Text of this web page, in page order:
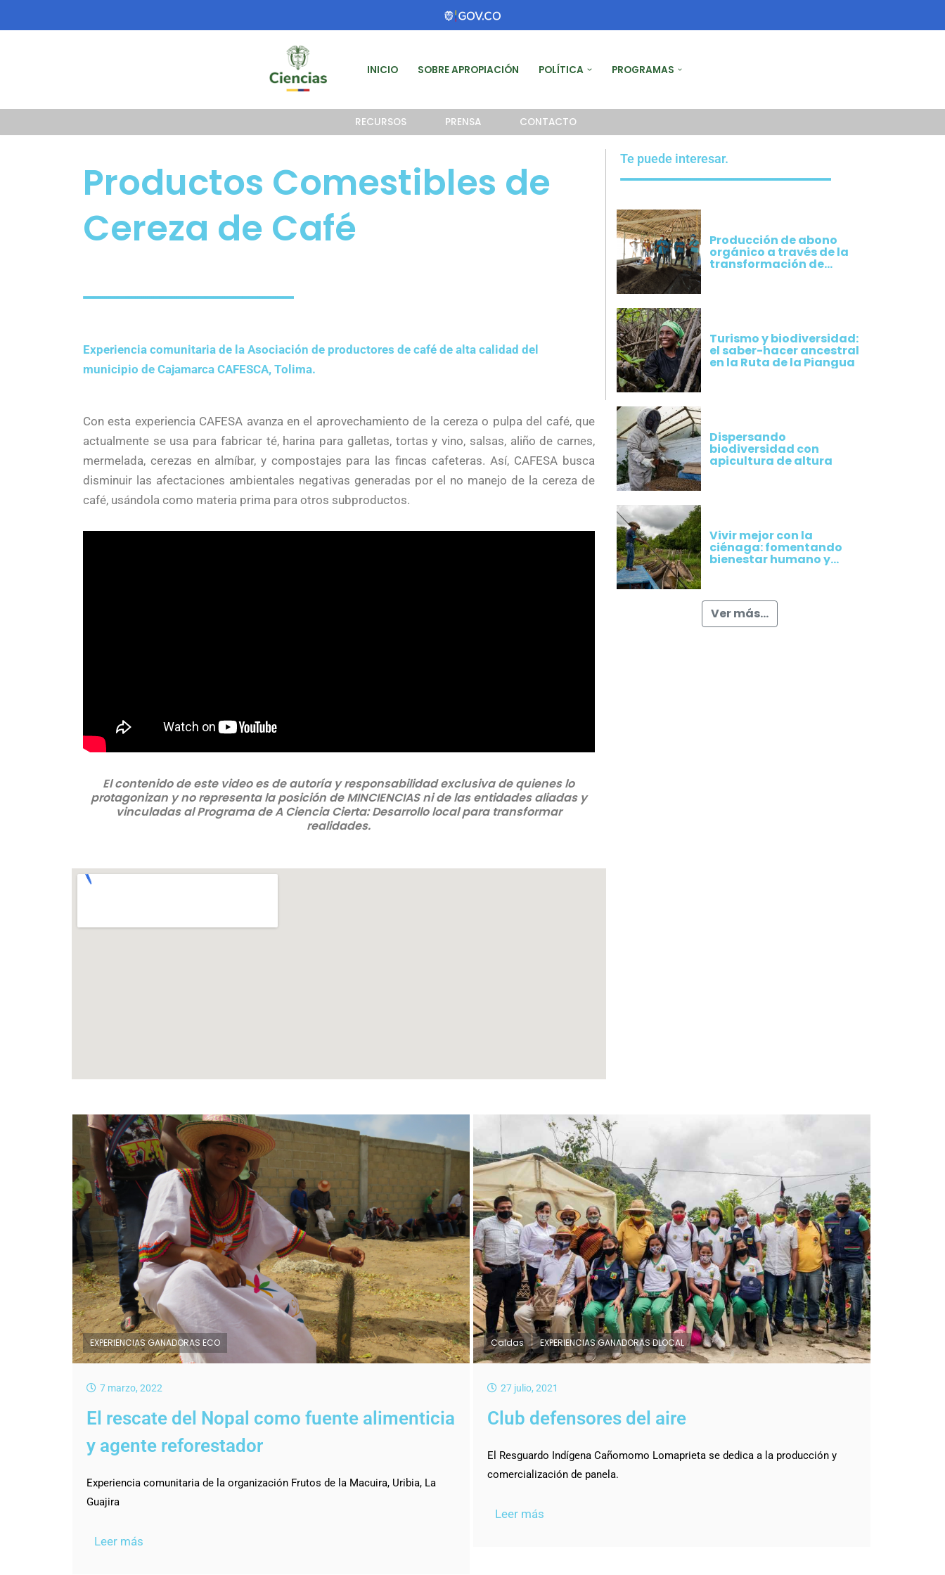
INICIO SOBRE APROPIACIÓN POLÍTICA PROGRAMAS
RECURSOS PRENSA CONTACTO
Productos Comestibles de
Cereza de Café
Experiencia comunitaria de la Asociación de productores de café de alta calidad del
municipio de Cajamarca CAFESCA, Tolima.
Con esta experiencia CAFESA avanza en el aprovechamiento de la cereza o pulpa del café, que
actualmente se usa para fabricar té, harina para galletas, tortas y vino, salsas, aliño de carnes,
mermelada, cerezas en almíbar, y compostajes para las fincas cafeteras. Así, CAFESA busca
disminuir las afectaciones ambientales negativas generadas por el no manejo de la cereza de
café, usándola como materia prima para otros subproductos.
El contenido de este video es de autoría y responsabilidad exclusiva de quienes lo
protagonizan y no representa la posición de MINCIENCIAS ni de las entidades aliadas y
vinculadas al Programa de A Ciencia Cierta: Desarrollo local para transformar
realidades.
Te puede interesar.
Producción de abono
orgánico a través de la
transformación de
Turismo y biodiversidad:
el saber-hacer ancestral
en la Ruta de la Piangua
Dispersando
biodiversidad con
apicultura de altura
Vivir mejor con la
ciénaga: fomentando
bienestar humano y
Ver más...
EXPERIENCIAS GANADORAS ECO
7 marzo, 2022
El rescate del Nopal como fuente alimenticia
y agente reforestador
Experiencia comunitaria de la organización Frutos de la Macuira, Uribia, La
Guajira
Leer más
Caldas EXPERIENCIAS GANADORAS DLOCAL
27 julio, 2021
Club defensores del aire
El Resguardo Indígena Cañomomo Lomaprieta se dedica a la producción y
comercialización de panela.
Leer más